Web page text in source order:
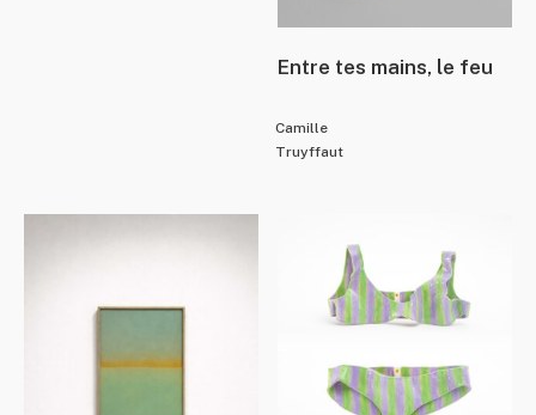
Entre tes mains, le feu
Camille
Truyffaut